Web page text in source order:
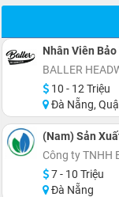
Nhân Viên
BALLER
10 - 12 Triệu
Đà Nẵng, Quận Thanh
(Nam) Sản
Công ty TNHH
7 - 10 Triệu
Đà Nẵng